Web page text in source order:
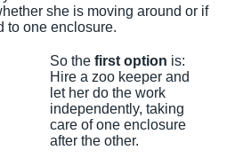
she is moving around or if
to one enclosure.
So thefirst option is:
Hire a zoo keeper and
let her do the work
independently, taking
care of one enclosure
after the other.